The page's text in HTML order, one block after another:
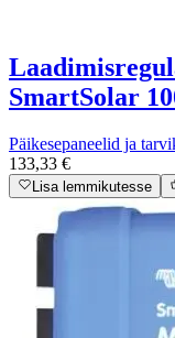
SmartSolar
Päikesepaneelid ja
133,33 €
Lisa lemmikutesse